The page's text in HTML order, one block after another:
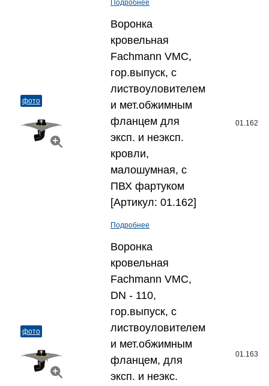
Подробнее
фото
Воронка
кровельная
Fachmann VMС,
гор.выпуск, с
листвоуловителем
и мет.обжимным
фланцем для
эксп. и неэксп.
кровли,
малошумная, с
ПВХ фартуком
[Артикул: 01.162]
Подробнее
01.162
фото
Воронка
кровельная
Fachmann VMС,
DN - 110,
гор.выпуск, с
листвоуловителем
и мет.обжимным
фланцем, для
эксп. и неэкс.
01.163